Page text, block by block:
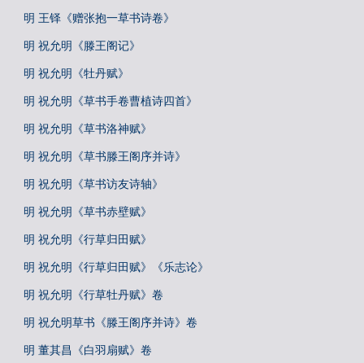
明 王铎《赠张抱一草书诗卷》
明 祝允明《滕王阁记》
明 祝允明《牡丹赋》
明 祝允明《草书手卷曹植诗四首》
明 祝允明《草书洛神赋》
明 祝允明《草书滕王阁序并诗》
明 祝允明《草书访友诗轴》
明 祝允明《草书赤壁赋》
明 祝允明《行草归田赋》
明 祝允明《行草归田赋》《乐志论》
明 祝允明《行草牡丹赋》卷
明 祝允明草书《滕王阁序并诗》卷
明 董其昌《白羽扇赋》卷